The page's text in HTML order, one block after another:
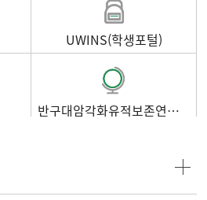
UWINS(학생포털)
반구대암각화유적보존연구소